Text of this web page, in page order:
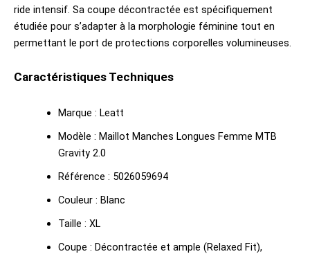
ride intensif. Sa coupe décontractée est spécifiquement
étudiée pour s’adapter à la morphologie féminine tout en
permettant le port de protections corporelles volumineuses.
Caractéristiques Techniques
Marque : Leatt
Modèle : Maillot Manches Longues Femme MTB
Gravity 2.0
Référence : 5026059694
Couleur : Blanc
Taille : XL
Coupe : Décontractée et ample (Relaxed Fit),